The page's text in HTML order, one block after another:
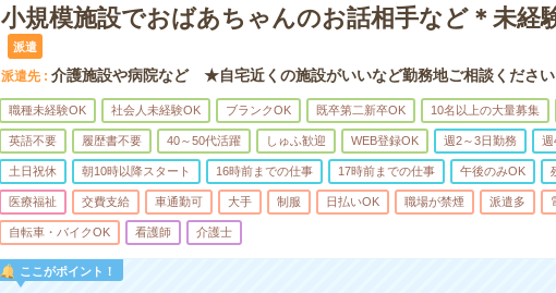
小規模施設でおばあちゃんのお話相手など＊未経
派遣
派遣先 介護施設や病院など ★自宅近くの施設がいいなど勤務地ご相談ください
職種未経験OK 社会人未経験OK ブランクOK 既卒第二新卒OK 10名以上の大量募集
英語不要 履歴書不要 40～50代活躍 しゅふ歓迎 WEB登録OK 週2～3日勤務 週
土日祝休 朝10時以降スタート 16時前までの仕事 17時前までの仕事 午後のみOK
医療福祉 交費支給 車通勤可 大手 制服 日払いOK 職場が禁煙 派遣多
自転車・バイクOK 看護師 介護士
ここがポイント！